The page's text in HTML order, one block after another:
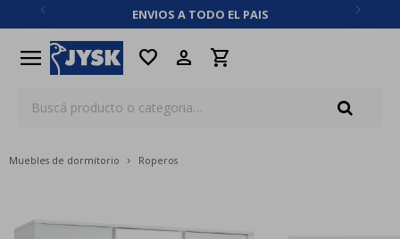
ENVIOS A TODO EL PAIS
menu favorite
Muebles de dormitorio Roperos
close